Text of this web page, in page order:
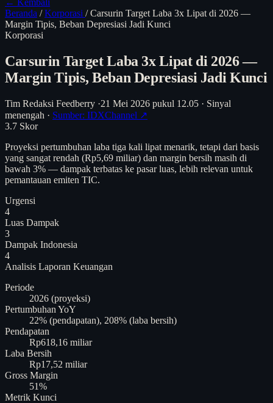
← Kembali
Beranda / Korporasi / Carsurin Target Laba 3x Lipat di 2026 —
Margin Tipis, Beban Depresiasi Jadi Kunci
Korporasi
Carsurin Target Laba 3x Lipat di 2026 —
Margin Tipis, Beban Depresiasi Jadi Kunci
Tim Redaksi Feedberry ·21 Mei 2026 pukul 12.05 · Sinyal
menengah · Sumber: IDXChannel ↗
3.7 Skor
Proyeksi pertumbuhan laba tiga kali lipat menarik, tetapi dari basis
yang sangat rendah (Rp5,69 miliar) dan margin bersih masih di
bawah 3% — dampak terbatas ke pasar luas, lebih relevan untuk
pemantauan emiten TIC.
Urgensi
4
Luas Dampak
3
Dampak Indonesia
4
Analisis Laporan Keuangan
Periode
2026 (proyeksi)
Pertumbuhan YoY
22% (pendapatan), 208% (laba bersih)
Pendapatan
Rp618,16 miliar
Laba Bersih
Rp17,52 miliar
Gross Margin
51%
Metrik Kunci